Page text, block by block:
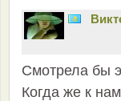
Смотрела бы
Когда же к